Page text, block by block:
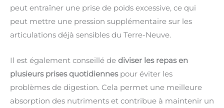
peut entraîner une prise de poids excessive, ce qui
peut mettre une pression supplémentaire sur les
articulations déjà sensibles du Terre-Neuve.
Il est également conseillé de diviser les repas en
plusieurs prises quotidiennespour éviter les
problèmes de digestion. Cela permet une meilleure
absorption des nutriments et contribue à maintenir un